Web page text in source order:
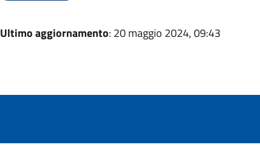
Ultimo aggiornamento: 20 maggio 2024, 09:43